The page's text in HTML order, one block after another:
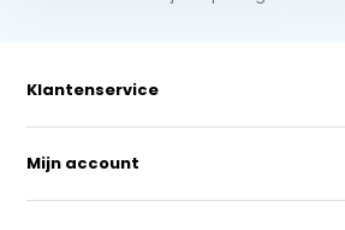
Klantenservice
Mijn account